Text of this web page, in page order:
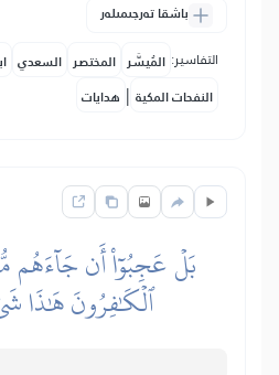
باشقا تەرجىمىلەر
التفاسير: المُيسَّر المختصر السعدي
النفحات المكية | هدايات
بَلۡ عَجِبُوٓاْ أَن جَآءَهُم
ٱلۡكَٰفِرُونَ هَٰذَا